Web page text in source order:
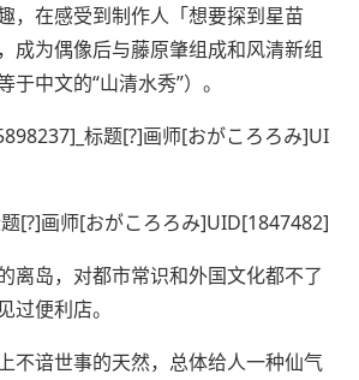
，在感受到制作人「想要探到星苗
成为偶像后与藤原肇组成和风清新组
中文的“山清水秀”）。
[?]画师[おがころろみ]UID[1847482]
离岛，对都市常识和外国文化都不了
过便利店。
不谙世事的天然，总体给人一种仙气